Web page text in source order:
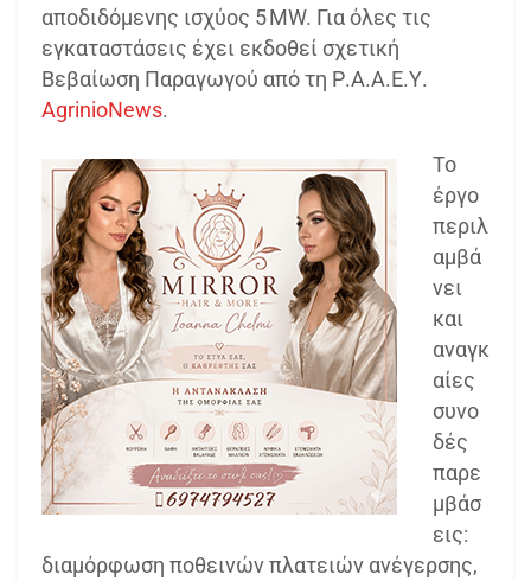
αποδιδόμενης ισχύος 5 MW. Για όλες τις
εγκαταστάσεις έχει εκδοθεί σχετική
Βεβαίωση Παραγωγού από τη Ρ.Α.Α.Ε.Υ.
AgrinioNews.
Το
έργο
περιλ
αμβά
νει
και
αναγκ
αίες
συνο
δές
παρε
μβάσ
εις:
διαμόρφωση ποθεινών πλατειών ανέγερσης,